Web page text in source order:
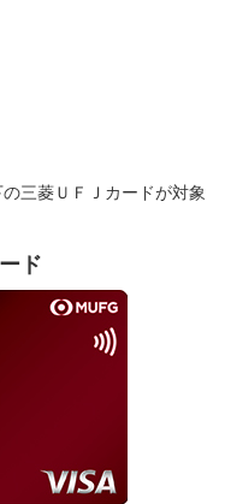
三菱ＵＦＪカードが対象
ド